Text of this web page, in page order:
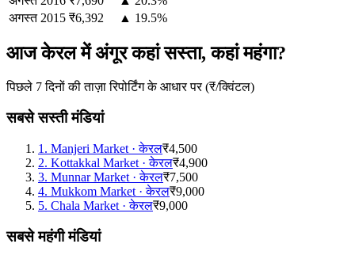
अगस्त 2015 ₹6,392 ▲ 19.5%
आज केरल में अंगूर कहां सस्ता, कहां महंगा?
पिछले 7 दिनों की ताज़ा रिपोर्टिंग के आधार पर (₹/क्विंटल)
सबसे सस्ती मंडियां
1 . Manjeri Market ·केरल₹4,500
2. Kottakkal Market ·केरल₹4,900
3. Munnar Market ·केरल₹7,500
4. Mukkom Market ·केरल₹9,000
5. Chala Market ·केरल₹9,000
सबसे महंगी मंडियां